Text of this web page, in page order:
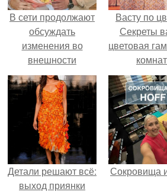
В сети продолжают
обсуждать
изменения во
внешности
актрисы.
Васту по
Секреты
цветовая
Детали решают всё:
выход приянки
Сокровища